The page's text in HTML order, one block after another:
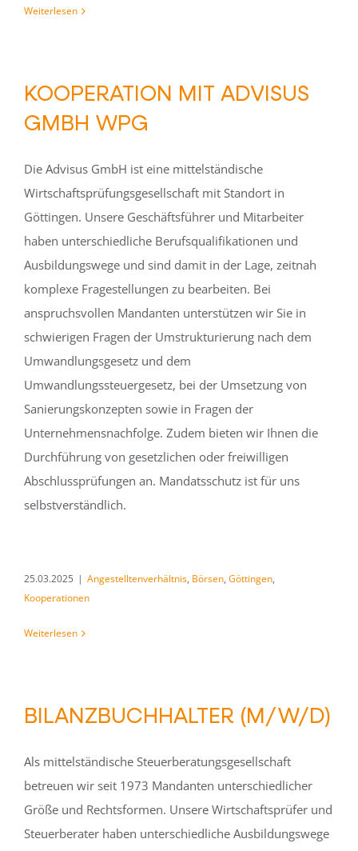
Weiterlesen
KOOPERATION MIT ADVISUS
GMBH WPG
Die Advisus GmbH ist eine mittelständische
Wirtschaftsprüfungsgesellschaft mit Standort in
Göttingen. Unsere Geschäftsführer und Mitarbeiter
haben unterschiedliche Berufsqualifikationen und
Ausbildungswege und sind damit in der Lage, zeitnah
komplexe Fragestellungen zu bearbeiten. Bei
anspruchsvollen Mandanten unterstützen wir Sie in
schwierigen Fragen der Umstrukturierung nach dem
Umwandlungsgesetz und dem
Umwandlungssteuergesetz, bei der Umsetzung von
Sanierungskonzepten sowie in Fragen der
Unternehmensnachfolge. Zudem bieten wir Ihnen die
Durchführung von gesetzlichen oder freiwilligen
Abschlussprüfungen an. Mandatsschutz ist für uns
selbstverständlich.
25.03.2025 | Angestelltenverhältnis, Börsen, Göttingen,
Kooperationen
Weiterlesen
BILANZBUCHHALTER (M/W/D)
Als mittelständische Steuerberatungsgesellschaft
betreuen wir seit 1973 Mandanten unterschiedlicher
Größe und Rechtsformen. Unsere Wirtschaftsprüfer und
Steuerberater haben unterschiedliche Ausbildungswege